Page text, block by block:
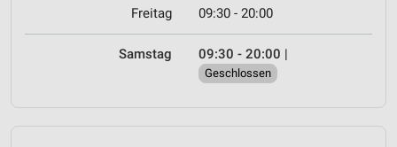
Freitag 09:30 - 20:00
Samstag 09:30 - 20:00 |
Geschlossen